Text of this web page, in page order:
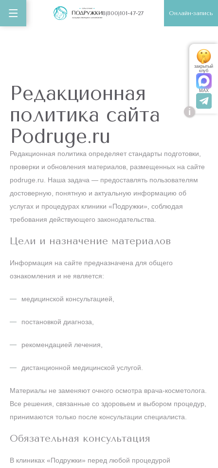
8(800)101-47-27 Онлайн-запись
Редакционная
политика сайта
Podruge.ru
Редакционная политика определяет стандарты подготовки,
проверки и обновления материалов, размещенных на сайте
podruge.ru. Наша задача — предоставлять пользователям
достоверную, понятную и актуальную информацию об
услугах и процедурах клиники «Подружки», соблюдая
требования действующего законодательства.
Цели и назначение материалов
Информация на сайте предназначена для общего
ознакомления и не является:
медицинской консультацией,
постановкой диагноза,
рекомендацией лечения,
дистанционной медицинской услугой.
Материалы не заменяют очного осмотра врача-косметолога.
Все решения, связанные со здоровьем и выбором процедур,
принимаются только после консультации специалиста.
Обязательная консультация
В клиниках «Подружки» перед любой процедурой
i
закрытый
клуб
MAX